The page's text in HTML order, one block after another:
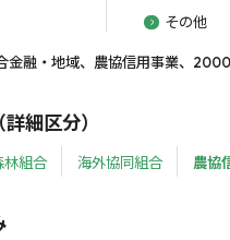
その他
金融・地域、農協信用事業、
細区分）
林組合 海外協同組合 農協